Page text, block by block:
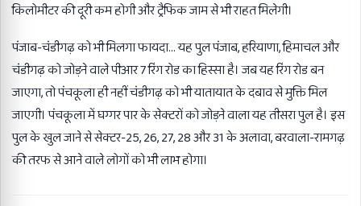
किलोमीटर की दूरी कम होगी और ट्रैफिक जाम से भी राहत मिलेगी।
पंजाब-चंडीगढ़ को भी मिलगा फायदा… यह पुल पंजाब, हरियाणा, हिमाचल और
चंडीगढ़ को जोड़ने वाले पीआर 7 रिंग रोड का हिस्सा है। जब यह रिंग रोड बन
जाएगा, तो पंचकूला ही नहीं चंडीगढ़ को भी यातायात के दबाव से मुक्ति मिल
जाएगी। पंचकूला में घग्गर पार के सेक्टरों को जोड़ने वाला यह तीसरा पुल है। इस
पुल के खुल जाने से सेक्टर-25, 26, 27, 28 और 31 के अलावा, बरवाला-रामगढ़
की तरफ से आने वाले लोगों को भी लाभ होगा।